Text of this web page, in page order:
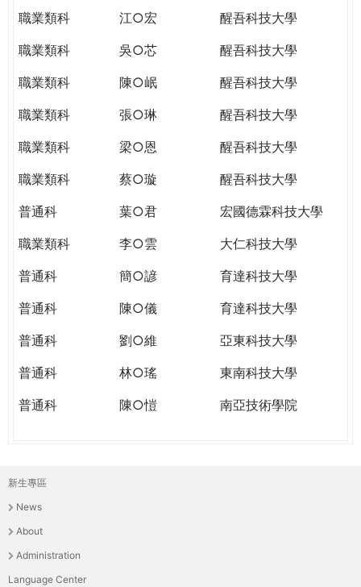
職業類科
江○宏
醒吾科技大學
職業類科
吳○芯
醒吾科技大學
職業類科
陳○岷
醒吾科技大學
職業類科
張○琳
醒吾科技大學
職業類科
梁○恩
醒吾科技大學
職業類科
蔡○璇
醒吾科技大學
普通科
葉○君
宏國德霖科技大學
職業類科
李○雲
大仁科技大學
普通科
簡○諺
育達科技大學
普通科
陳○儀
育達科技大學
普通科
劉○維
亞東科技大學
普通科
林○瑤
東南科技大學
普通科
陳○愷 南亞技術學院
主
選
單
新生專區
News
About
Administration
Language Center